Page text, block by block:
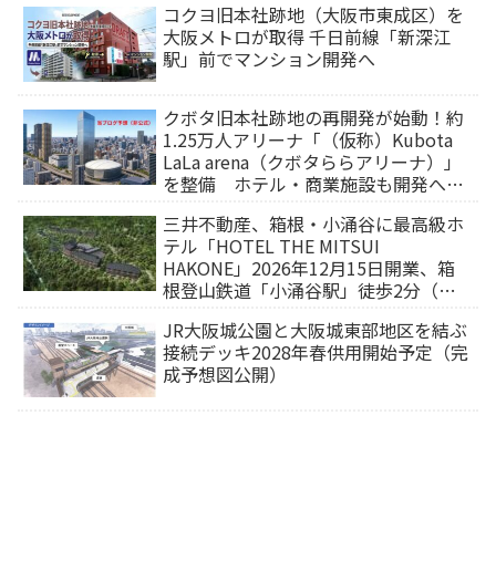
コクヨ旧本社跡地（大阪市東成区）を
大阪メトロが取得 千日前線「新深江
駅」前でマンション開発へ
クボタ旧本社跡地の再開発が始動！約
1.25万人アリーナ「（仮称）Kubota
LaLa arena（クボタららアリーナ）」
を整備 ホテル・商業施設も開発へ
三井不動産、箱根・小涌谷に最高級ホ
テル「HOTEL THE MITSUI
HAKONE」2026年12月15日開業、箱
根登山鉄道「小涌谷駅」徒歩2分（旅
JR大阪城公園と大阪城東部地区を結ぶ
接続デッキ2028年春供用開始予定（完
成予想図公開）